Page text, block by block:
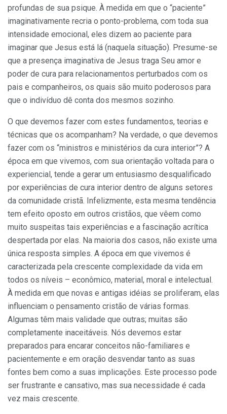
profundas de sua psique. À medida em que o “paciente”
imaginativamente recria o ponto-problema, com toda sua
intensidade emocional, eles dizem ao paciente para
imaginar que Jesus está lá (naquela situação). Presume-se
que a presença imaginativa de Jesus traga Seu amor e
poder de cura para relacionamentos perturbados com os
pais e companheiros, os quais são muito poderosos para
que o indivíduo dê conta dos mesmos sozinho.
O que devemos fazer com estes fundamentos, teorias e
técnicas que os acompanham? Na verdade, o que devemos
fazer com os “ministros e ministérios da cura interior”? A
época em que vivemos, com sua orientação voltada para o
experiencial, tende a gerar um entusiasmo desqualificado
por experiências de cura interior dentro de alguns setores
da comunidade cristã. Infelizmente, esta mesma tendência
tem efeito oposto em outros cristãos, que vêem como
muito suspeitas tais experiências e a fascinação acrítica
despertada por elas. Na maioria dos casos, não existe uma
única resposta simples. A época em que vivemos é
caracterizada pela crescente complexidade da vida em
todos os níveis – econômico, material, moral e intelectual.
À medida em que novas e antigas idéias se proliferam, elas
influenciam o pensamento cristão de várias formas.
Algumas têm mais validade que outras; muitas são
completamente inaceitáveis. Nós devemos estar
preparados para encarar conceitos não-familiares e
pacientemente e em oração desvendar tanto as suas
fontes bem como a suas implicações. Este processo pode
ser frustrante e cansativo, mas sua necessidade é cada
vez mais crescente.